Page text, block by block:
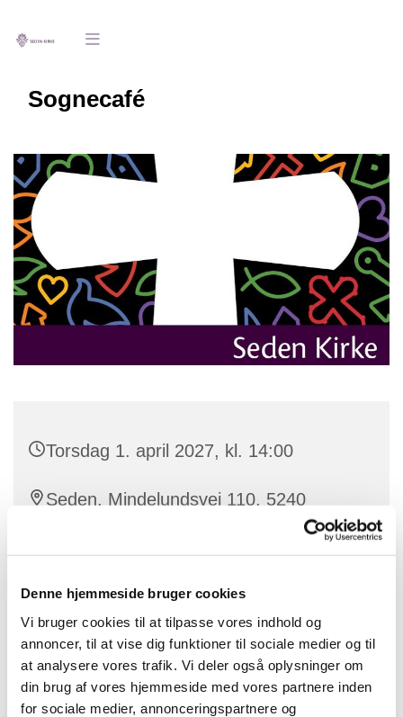
Denne hjemmeside bruger cookies
Vi bruger cookies til at tilpasse vores indhold og
annoncer, til at vise dig funktioner til sociale medier og til
at analysere vores trafik. Vi deler også oplysninger om
din brug af vores hjemmeside med vores partnere inden
for sociale medier, annonceringspartnere og
Sognecafé
Torsdag 1. april 2027, kl. 14:00
Seden, Mindelundsvej 110, 5240